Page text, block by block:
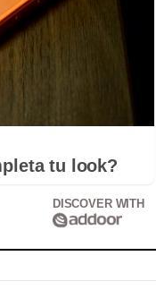
tu look?
DISCOVER WITH